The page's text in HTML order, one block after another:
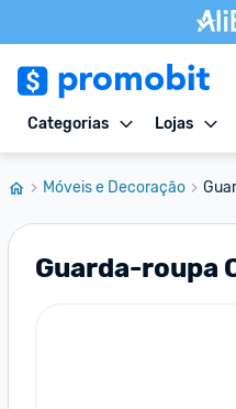
Categorias Lojas
Móveis e Decoração
Guarda-roupa